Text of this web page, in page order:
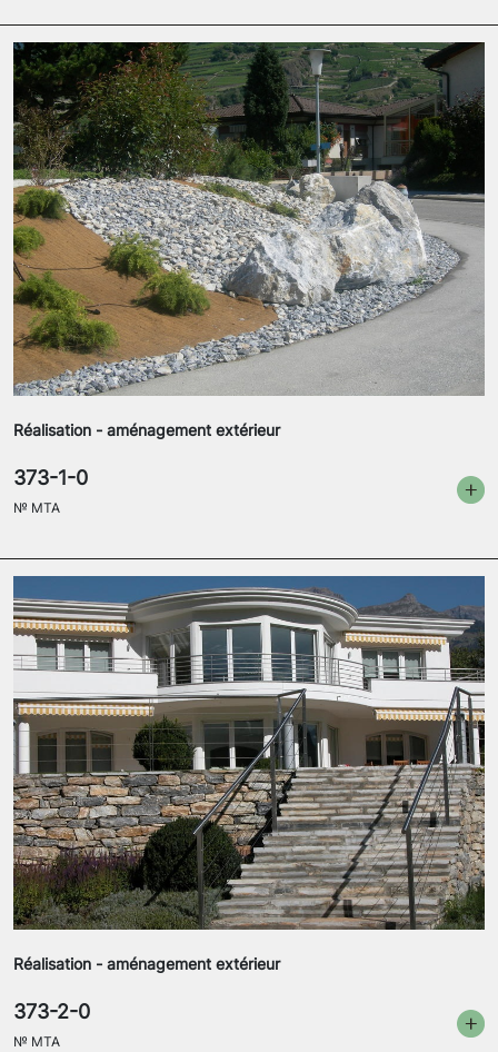
Réalisation - aménagement extérieur
373-1-0
№ MTA
Réalisation - aménagement extérieur
373-2-0
№ MTA